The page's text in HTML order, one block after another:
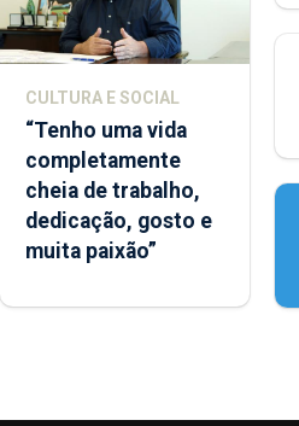
CULTURA E SOCIAL
“Tenho uma vida
completamente
cheia de trabalho,
dedicação, gosto e
muita paixão”